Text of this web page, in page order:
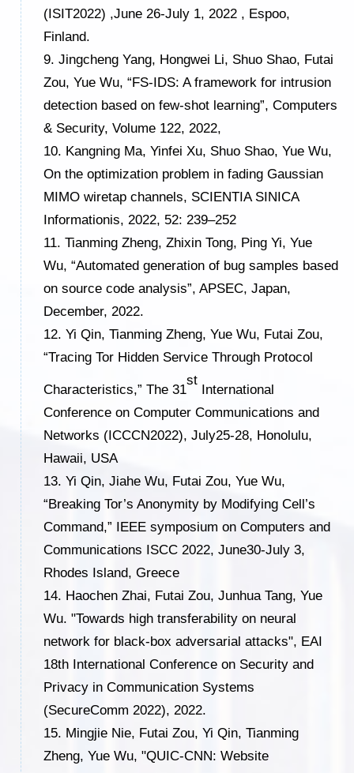
(ISIT2022) ,June 26-July 1, 2022 , Espoo,
Finland.
9. Jingcheng Yang, Hongwei Li, Shuo Shao, Futai
Zou, Yue Wu, “FS-IDS: A framework for intrusion
detection based on few-shot learning”, Computers
& Security, Volume 122, 2022,
10. Kangning Ma, Yinfei Xu, Shuo Shao, Yue Wu,
On the optimization problem in fading Gaussian
MIMO wiretap channels, SCIENTIA SINICA
Informationis, 2022, 52: 239–252
11. Tianming Zheng, Zhixin Tong, Ping Yi, Yue
Wu, “Automated generation of bug samples based
on source code analysis”, APSEC, Japan,
December, 2022.
12. Yi Qin, Tianming Zheng, Yue Wu, Futai Zou,
“Tracing Tor Hidden Service Through Protocol
Characteristics,” The 31
st
International
Conference on Computer Communications and
Networks (ICCCN2022), July25-28, Honolulu,
Hawaii, USA
13. Yi Qin, Jiahe Wu, Futai Zou, Yue Wu,
“Breaking Tor’s Anonymity by Modifying Cell’s
Command,” IEEE symposium on Computers and
Communications ISCC 2022, June30-July 3,
Rhodes Island, Greece
14. Haochen Zhai, Futai Zou, Junhua Tang, Yue
Wu. "Towards high transferability on neural
network for black-box adversarial attacks", EAI
18th International Conference on Security and
Privacy in Communication Systems
(SecureComm 2022), 2022.
15. Mingjie Nie, Futai Zou, Yi Qin, Tianming
Zheng, Yue Wu, "QUIC-CNN: Website